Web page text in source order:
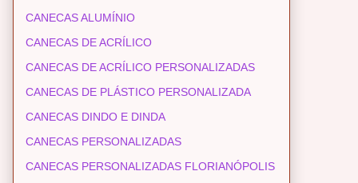
CANECAS ALUMÍNIO
CANECAS DE ACRÍLICO
CANECAS DE ACRÍLICO PERSONALIZADAS
CANECAS DE PLÁSTICO PERSONALIZADA
CANECAS DINDO E DINDA
CANECAS PERSONALIZADAS
CANECAS PERSONALIZADAS FLORIANÓPOLIS